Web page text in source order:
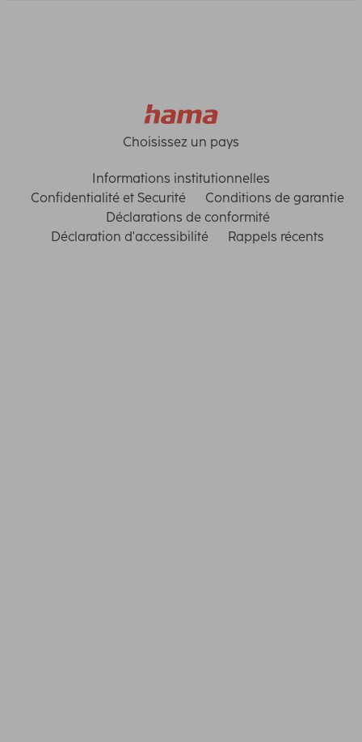
Choisissez un pays
Informations institutionnelles
Confidentialité et Securité
Conditions de garantie
Déclarations de conformité
Déclaration d'accessibilité
Rappels récents